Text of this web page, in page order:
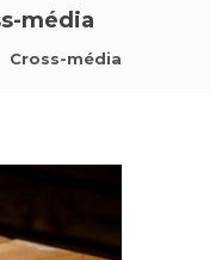
média
Cross-média